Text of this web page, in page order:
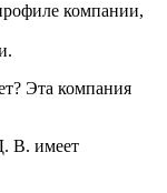
компании,
Эта компания
В. имеет